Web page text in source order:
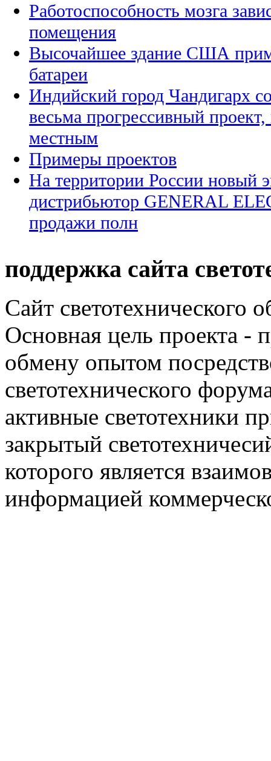
Работоспособность мозга
помещения
Высочайшее здание США
батареи
Индийский город Чандигарх
весьма прогрессивный
местным
Примеры проектов
На территории России новый
дистрибьютор GENERAL
продажи полн
поддержка сайта
Сайт светотехнического
Основная цель проекта -
обмену опытом
светотехнического
активные светотехники
закрытый
которого является
информацией